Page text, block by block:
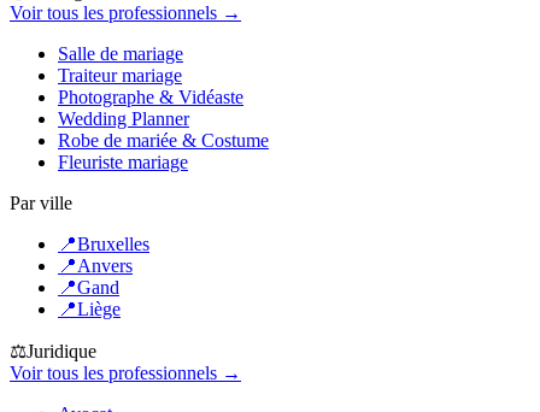
Voir tous les professionnels →
Salle de mariage
Traiteur mariage
Photographe & Vidéaste
Wedding Planner
Robe de mariée & Costume
Fleuriste mariage
Par ville
📍Bruxelles
📍Anvers
📍Gand
📍Liège
⚖️Juridique
Voir tous les professionnels →